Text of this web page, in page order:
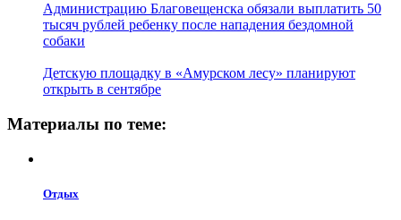
Администрацию Благовещенска обязали выплатить 50
тысяч рублей ребенку после нападения бездомной
собаки
Детскую площадку в «Амурском лесу» планируют
открыть в сентябре
Материалы по теме:
Отдых